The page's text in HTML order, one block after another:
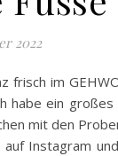
2022
frisch im
habe ein
mit den
Instagram